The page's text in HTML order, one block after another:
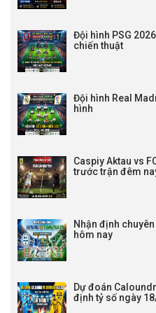
Đội hình PSG
chiến thuật
Đội hình Real
hình
Caspiy Aktau vs
trước trận đêm
Nhận định
hôm nay
Dự đoán
định tỷ số ngày